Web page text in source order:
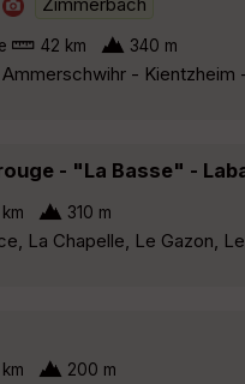
42 km 340 m
-
- "La Basse" -
km 310 m
La Chapelle, Le Gazon,
km 200 m